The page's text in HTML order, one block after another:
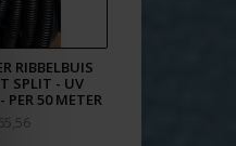
RIBBELBUIS
SPLIT - UV
PER 50 METER